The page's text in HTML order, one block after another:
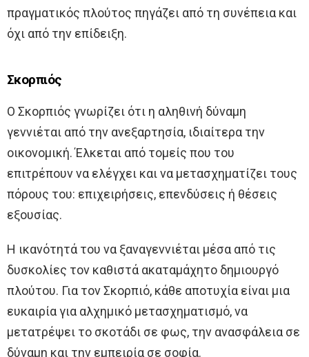
πραγματικός πλούτος πηγάζει από τη συνέπεια και
όχι από την επίδειξη.
Σκορπιός
Ο Σκορπιός γνωρίζει ότι η αληθινή δύναμη
γεννιέται από την ανεξαρτησία, ιδιαίτερα την
οικονομική. Έλκεται από τομείς που του
επιτρέπουν να ελέγχει και να μετασχηματίζει τους
πόρους του: επιχειρήσεις, επενδύσεις ή θέσεις
εξουσίας.
Η ικανότητά του να ξαναγεννιέται μέσα από τις
δυσκολίες τον καθιστά ακαταμάχητο δημιουργό
πλούτου. Για τον Σκορπιό, κάθε αποτυχία είναι μια
ευκαιρία για αλχημικό μετασχηματισμό, να
μετατρέψει το σκοτάδι σε φως, την ανασφάλεια σε
δύναμη και την εμπειρία σε σοφία.